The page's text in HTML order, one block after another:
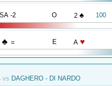
-2 O 2 ♠ 100
♣ = E A ♥
vs DAGHERO - DI NARDO